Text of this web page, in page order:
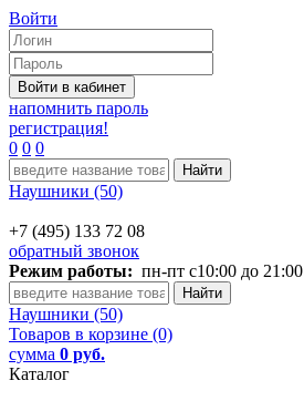
Войти
напомнить пароль
регистрация!
0 0 0
Наушники (50)
+7 (495) 133 72 08
обратный звонок
Режим работы: пн-пт с10:00 до 21:00
Наушники (50)
Товаров в корзине (0)
сумма 0 руб.
Каталог